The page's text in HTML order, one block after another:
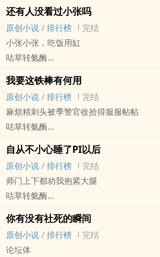
赚钱容易吗？
不容易！
在这档充满辱骂、抽烟、喝酒、diss的节
爱！
现代 - 谐趣 - 第一人称 - 论坛体
我我我我我知道！
@b站非著名倒霉区up主
这位！
昨天直播清理猫屎的时候鼻尖上沾到了！
还有人没看过小张吗
原创小说 / 排行榜
完结
小张小张，吃饭用缸
咕草转氨酶
现代 - 小甜饼 - 轻松 - 论坛体
我冷门综艺收割机又来了！
我要这铁棒有何用
原创小说 / 排行榜
完结
麻烦精刺头被季警官收拾得服服帖帖
咕草转氨酶
小甜饼 - 轻松 - ‍‎‍高‎‍H‎
小夏小夏，光辉伟大！
因为不小心杀了人，为了监狱生活能好过
===
风流警官攻x蠢货流氓受
自从不小心睡了PI以后
原创小说 / 排行榜
完结
师门上下都劝我抱紧大腿
咕草转氨酶
完结 - 论坛体
你有没有社死的瞬间
原创小说 / 排行榜
完结
论坛体